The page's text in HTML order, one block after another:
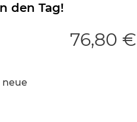
den Tag!
neue
76,80 €